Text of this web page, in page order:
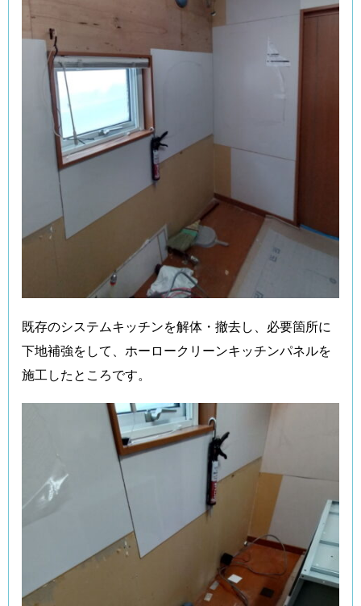
既存のシステムキッチンを解体・撤去し、必要箇所に
下地補強をして、ホーロークリーンキッチンパネルを
施工したところです。